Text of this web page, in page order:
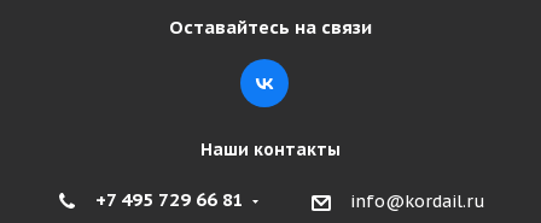
Оставайтесь на связи
Наши контакты
+7 495 729 66 81 info@kordail.ru